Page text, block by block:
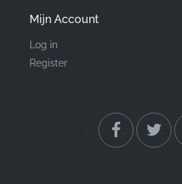
Fabrikant
Montagelocatie
Vinyl
Bij het zoeken naar een
Mijn Account
Log in
Register